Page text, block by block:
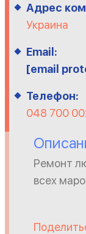
Адрес
Украина
Email:
[email
Телефон:
048 700
Ремонт
всех